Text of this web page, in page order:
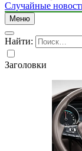
Случайные
Меню
Найти:
Заголовки